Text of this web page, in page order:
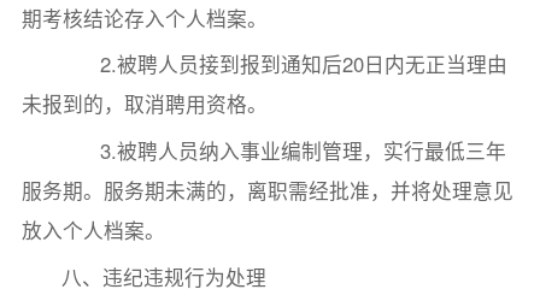
期考核结论存入个人档案。
2.被聘人员接到报到通知后20日内无正当理由
未报到的，取消聘用资格。
3.被聘人员纳入事业编制管理，实行最低三年
服务期。服务期未满的，离职需经批准，并将处理意见
放入个人档案。
八、违纪违规行为处理